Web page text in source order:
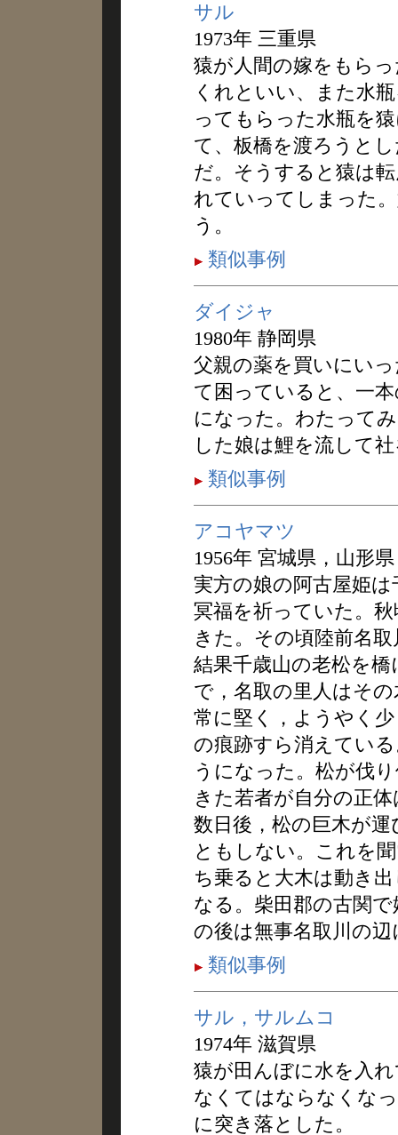
サル
1973年 三重県
猿が人間の嫁をもら
くれといい、また水
ってもらった水瓶を
て、板橋を渡ろうと
だ。そうすると猿は
れていってしまった
う。
類似事例
ダイジャ
1980年 静岡県
父親の薬を買いにい
て困っていると、一
になった。わたって
した娘は鯉を流して
類似事例
アコヤマツ
1956年 宮城県，山形県
実方の娘の阿古屋姫
冥福を祈っていた。
きた。その頃陸前名
結果千歳山の老松を
で，名取の里人はそ
常に堅く，ようやく
の痕跡すら消えてい
うになった。松が伐
きた若者が自分の正
数日後，松の巨木が
ともしない。これを
ち乗ると大木は動き
なる。柴田郡の古関
の後は無事名取川の
類似事例
サル，サルムコ
1974年 滋賀県
猿が田んぼに水を入
なくてはならなくな
に突き落とした。